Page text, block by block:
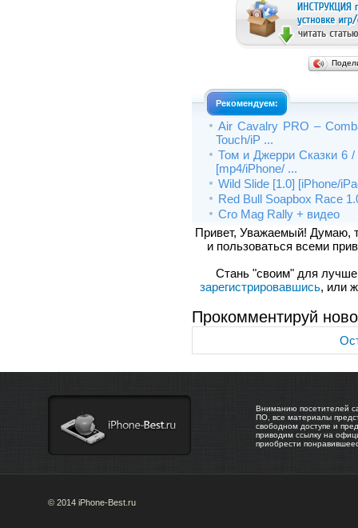
Рекомендуем:
Air Cavalry PRO –
Touch/iP ...
Том и Джерри Сказки 6 /
[mp4/iPhone/ ...
Wild Slide [1.0] [iPhone/
Red Bull Soapbox Race
Cro Mag Rally + видео
Привет, Уважаемый! Думаю,
и пользоваться всеми
Стань "своим" для
зарегистрировавшись, или
Прокомментируй
Вниманию посетителей
ПО, все материалы
свободном доступе и
приводим ссылку на
приобрести
© 2014 iPhone-Best.ru